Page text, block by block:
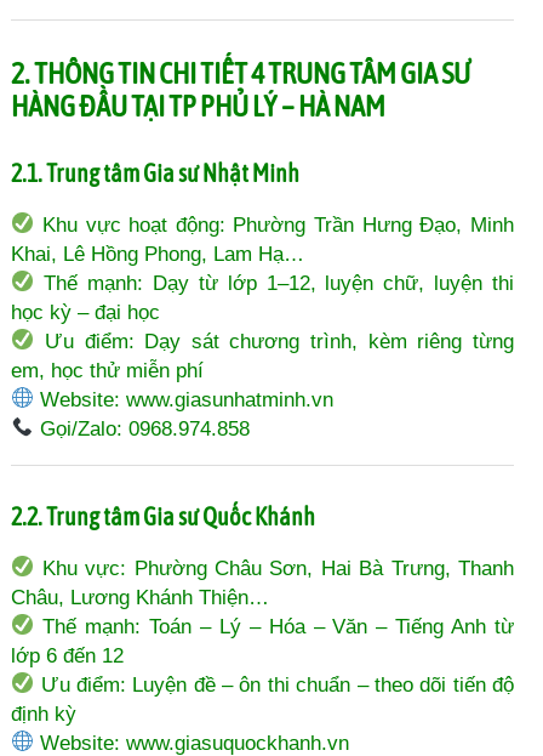
2. THÔNG TIN CHI TIẾT 4 TRUNG TÂM GIA SƯ
HÀNG ĐẦU TẠI TP PHỦ LÝ – HÀ NAM
2.1. Trung tâm Gia sư Nhật Minh
Khu vực hoạt động: Phường Trần Hưng Đạo, Minh
Khai, Lê Hồng Phong, Lam Hạ…
Thế mạnh: Dạy từ lớp 1–12, luyện chữ, luyện thi
học kỳ – đại học
Ưu điểm: Dạy sát chương trình, kèm riêng từng
em, học thử miễn phí
Website:www.giasunhatminh.vn
Gọi/Zalo: 0968.974.858
2.2. Trung tâm Gia sư Quốc Khánh
Khu vực: Phường Châu Sơn, Hai Bà Trưng, Thanh
Châu, Lương Khánh Thiện…
Thế mạnh: Toán – Lý – Hóa – Văn – Tiếng Anh từ
lớp 6 đến 12
Ưu điểm: Luyện đề – ôn thi chuẩn – theo dõi tiến độ
định kỳ
Website:www.giasuquockhanh.vn